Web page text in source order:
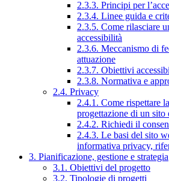
2.3.3. Principi per
2.3.4. Linee guida e
2.3.5. Come rilasciare
accessibilità
2.3.6. Meccanismo di
attuazione
2.3.7. Obiettivi
2.3.8. Normativa e
2.4. Privacy
2.4.1. Come rispettare
progettazione di un
2.4.2. Richiedi il
2.4.3. Le basi del sito
informativa privacy,
3. Pianificazione, gestione e strategia
3.1. Obiettivi del progetto
3.2. Tipologie di progetti